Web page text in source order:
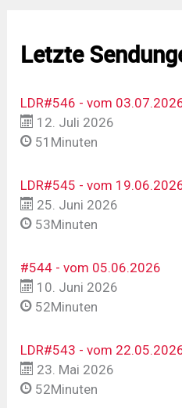
Letzte
LDR#546 - vom
12. Juli 2026
51Minuten
LDR#545 - vom
25. Juni 2026
53Minuten
#544 - vom 05.06.2026
10. Juni 2026
52Minuten
LDR#543 - vom
23. Mai 2026
52Minuten